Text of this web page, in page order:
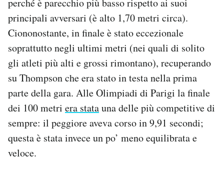
perché è parecchio più basso rispetto ai suoi
principali avversari (è alto 1,70 metri circa).
Ciononostante, in finale è stato eccezionale
soprattutto negli ultimi metri (nei quali di solito
gli atleti più alti e grossi rimontano), recuperando
su Thompson che era stato in testa nella prima
parte della gara. Alle Olimpiadi di Parigi la finale
dei 100 metri era statauna delle più competitive di
sempre: il peggiore aveva corso in 9,91 secondi;
questa è stata invece un po’ meno equilibrata e
veloce.